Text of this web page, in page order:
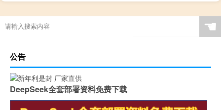
☚
公告
DeepSeek全套部署资料免费下载